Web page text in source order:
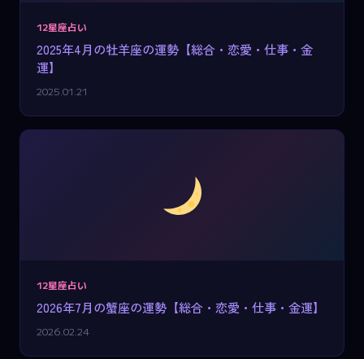
12星座占い
2025年4月の牡羊座の運勢【総合・恋愛・仕事・金
運】
2025.01.21
12星座占い
2026年7月の蟹座の運勢【総合・恋愛・仕事・金運】
2026.02.24